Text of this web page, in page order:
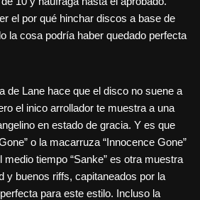
el por qué hinchar discos a base de
la cosa podría haber quedado perfecta
de Lane hace que el disco no suene a
el inico arrollador te muestra a una
en estado de gracia. Y es que
o la macarruza “Innocence Gone”
medio tiempo “Sanke” es otra muestra
y buenos riffs, capitaneados por la
para este estilo. Incluso la